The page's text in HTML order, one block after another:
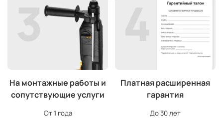
На монтажные работы и
сопутствующие услуги
От 1 года
Платная расширенная
гарантия
До 30 лет